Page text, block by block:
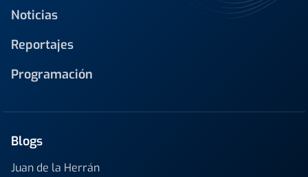
Noticias
Reportajes
Programación
Blogs
Juan de la Herrán